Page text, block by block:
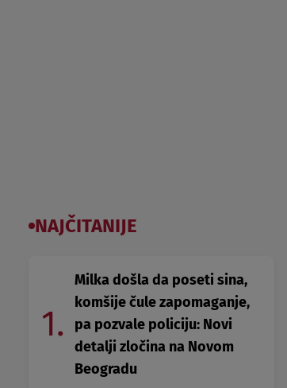
NAJČITANIJE
1.
Milka došla da poseti sina,
komšije čule zapomaganje,
pa pozvale policiju: Novi
detalji zločina na Novom
Beogradu